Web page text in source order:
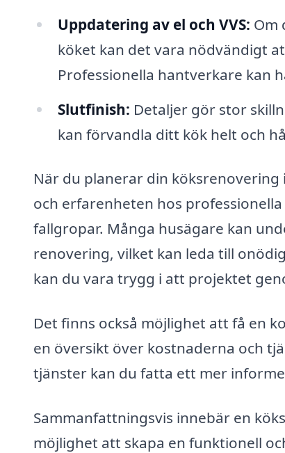
Uppdatering av el och VVS: Om
köket kan det vara nödvändigt
Professionella hantverkare kan
Slutfinish: Detaljer gör stor
kan förvandla ditt kök helt och
När du planerar din
och erfarenheten hos
fallgropar. Många husägare kan
renovering, vilket kan leda till
kan du vara trygg i att projektet
Det finns också möjlighet att få en
en översikt över kostnaderna och
tjänster kan du fatta ett mer
Sammanfattningsvis innebär en
möjlighet att skapa en funktionell